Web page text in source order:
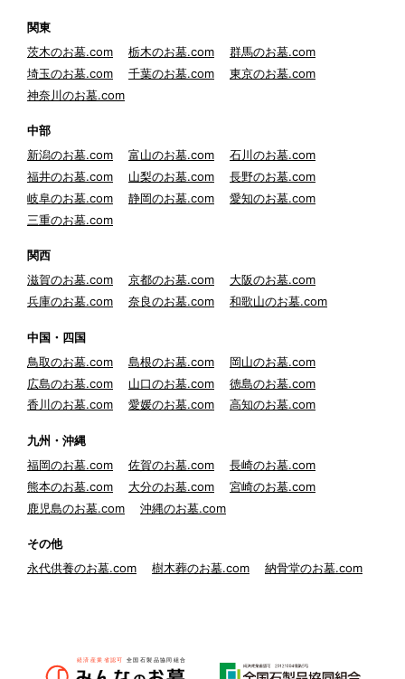
関東
茨木のお墓.com
栃木のお墓.com
群馬のお墓.com
埼玉のお墓.com
千葉のお墓.com
東京のお墓.com
神奈川のお墓.com
中部
新潟のお墓.com
富山のお墓.com
石川のお墓.com
福井のお墓.com
山梨のお墓.com
長野のお墓.com
岐阜のお墓.com
静岡のお墓.com
愛知のお墓.com
三重のお墓.com
関西
滋賀のお墓.com
京都のお墓.com
大阪のお墓.com
兵庫のお墓.com
奈良のお墓.com 和歌山のお墓.com
中国・四国
鳥取のお墓.com
島根のお墓.com
岡山のお墓.com
広島のお墓.com
山口のお墓.com
徳島のお墓.com
香川のお墓.com
愛媛のお墓.com 高知のお墓.com
九州・沖縄
福岡のお墓.com
佐賀のお墓.com
長崎のお墓.com
熊本のお墓.com
大分のお墓.com
宮崎のお墓.com
鹿児島のお墓.com
沖縄のお墓.com
その他
永代供養のお墓.com
樹木葬のお墓.com 納骨堂のお墓.com